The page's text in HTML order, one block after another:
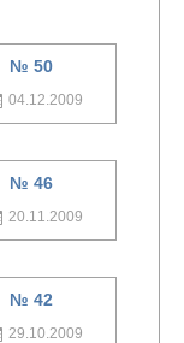
№ 50
04.12.2009
№ 46
20.11.2009
№ 42
29.10.2009